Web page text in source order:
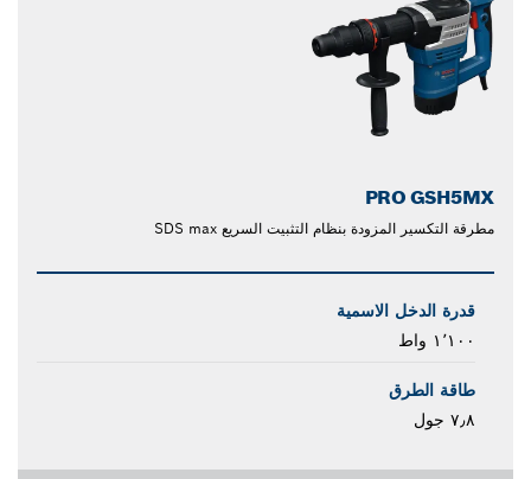
PRO GSH5MX
مطرقة التكسير المزودة بنظام التثبيت السريع SDS max
قدرة الدخل الاسمية
١٬١٠٠ واط
طاقة الطرق
٧٫٨ جول